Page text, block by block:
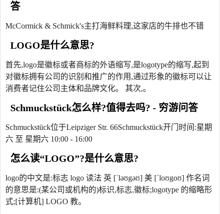
答
McCormick & Schmick's主打海鲜料理,这家店的牛排也不错
LOGO是什么意思?
首先,logo是徽标或者商标的外语缩写,是logotype的缩写,起到
对徽标拥有公司的识别和推广的作用,通过形象的徽标可以让
消费者记住公司主体和品牌文化。 其次,。
Schmuckstück怎么样?值得去吗? - 穷游问答
Schmuckstück位于Leipziger Str. 66Schmuckstück开门时间:星期
六 至 星期六 10:00 - 16:00
怎么读“LOGO”?是什么意思?
logo的中文是:标志 logo 读法 英 [ˈləʊgəʊ] 美 [ˈloʊgoʊ] 作名词
的意思是:(某公司或机构的)标识,标志,徽标;logotype 的缩略形
式;[计算机] LOGO 教。